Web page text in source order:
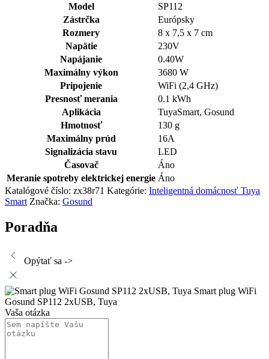
Model
SP112
Zástrčka
Európsky
Rozmery
8 x 7,5 x 7 cm
Napätie
230V
Napájanie
0.40W
Maximálny výkon
3680 W
Pripojenie
WiFi (2,4 GHz)
Presnosť merania
0.1 kWh
Aplikácia
TuyaSmart, Gosund
Hmotnosť
130 g
Maximálny prúd
16A
Signalizácia stavu
LED
Časovač
Áno
Meranie spotreby elektrickej energie Áno
Katalógové číslo: zx38r71 Kategórie: Inteligentná domácnosť Tuya
Smart Značka: Gosund
Poradňa
Opýtať sa ->
Smart plug WiFi
Gosund SP112 2xUSB, Tuya
Vaša otázka